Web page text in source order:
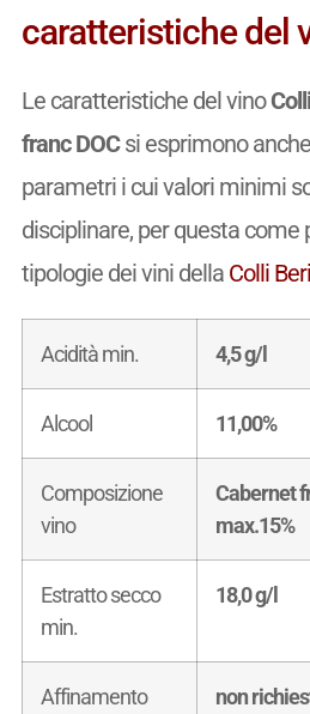
caratteristiche del
Le caratteristiche del vino
franc DOCsi esprimono
parametri i cui valori minimi
disciplinare, per questa come
tipologie dei vini della Colli
Acidità min. 4,5 g/l
Alcool 11,00%
Composizione
vino
Cabernet
max.15%
Estratto secco
min.
18,0 g/l
Affinamento
non